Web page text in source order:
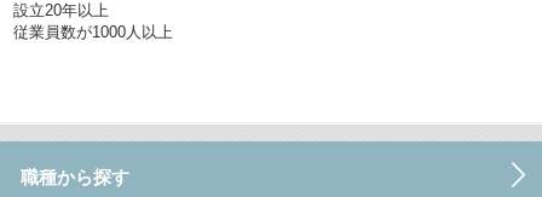
設立20年以上
従業員数が1000人以上
職種から探す